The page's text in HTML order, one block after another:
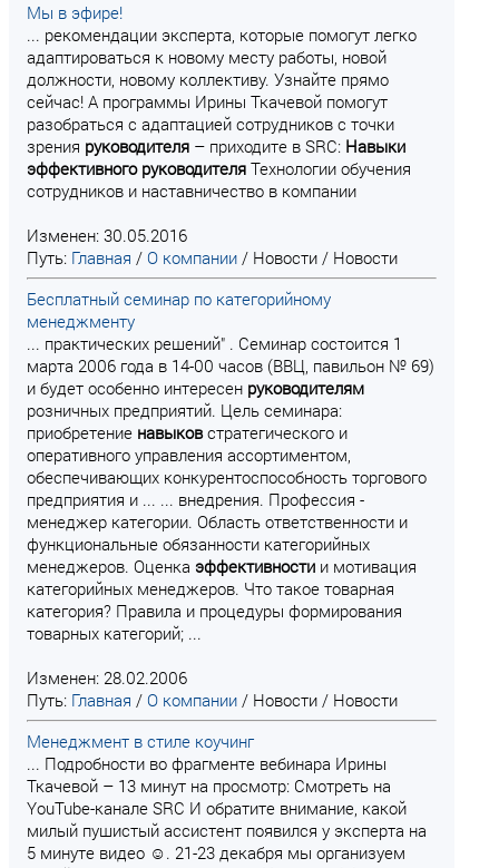
Мы в эфире!
... рекомендации эксперта, которые помогут легко
адаптироваться к новому месту работы, новой
должности, новому коллективу. Узнайте прямо
сейчас! А программы Ирины Ткачевой помогут
разобраться с адаптацией сотрудников с точки
зрения руководителя – приходите в SRC: Навыки
эффективного руководителя Технологии обучения
сотрудников и наставничество в компании
Изменен: 30.05.2016
Путь: Главная / О компании / Новости / Новости
Бесплатный семинар по категорийному
менеджменту
... практических решений" . Семинар состоится 1
марта 2006 года в 14-00 часов (ВВЦ, павильон № 69)
и будет особенно интересен руководителям
розничных предприятий. Цель семинара:
приобретение навыковстратегического и
оперативного управления ассортиментом,
обеспечивающих конкурентоспособность торгового
предприятия и ... ... внедрения. Профессия -
менеджер категории. Область ответственности и
функциональные обязанности категорийных
менеджеров. Оценка эффективности и мотивация
категорийных менеджеров. Что такое товарная
категория? Правила и процедуры формирования
товарных категорий; ...
Изменен: 28.02.2006
Путь: Главная / О компании / Новости / Новости
Менеджмент в стиле коучинг
... Подробности во фрагменте вебинара Ирины
Ткачевой – 13 минут на просмотр: Смотреть на
YouTube-канале SRC И обратите внимание, какой
милый пушистый ассистент появился у эксперта на
5 минуте видео ☺. 21-23 декабря мы организуем